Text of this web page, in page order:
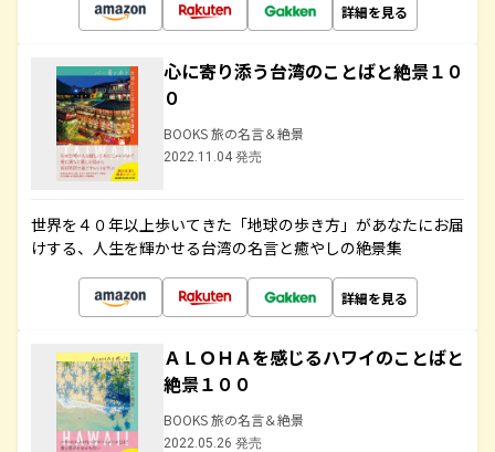
詳細を見る
心に寄り添う台湾のことばと絶景１０
０
BOOKS 旅の名言＆絶景
2022.11.04 発売
世界を４０年以上歩いてきた「地球の歩き方」があなたにお届
けする、人生を輝かせる台湾の名言と癒やしの絶景集
詳細を見る
ＡＬＯＨＡを感じるハワイのことばと
絶景１００
BOOKS 旅の名言＆絶景
2022.05.26 発売